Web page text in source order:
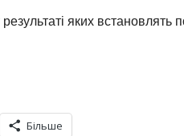
яких встановлять
Більше